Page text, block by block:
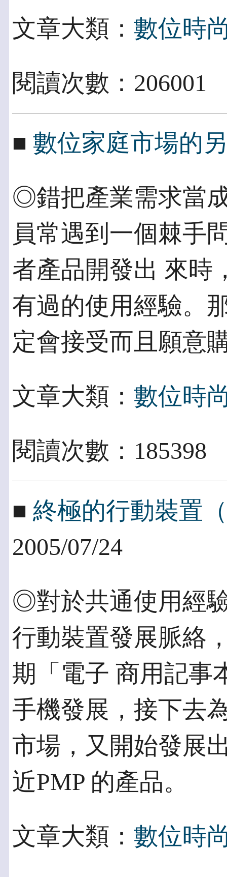
文章大類： 數位時
閱讀次數：
■ 數位家庭市場的
◎錯把產業需求當
員常遇到一個棘手
者產品開發出 來時
有過的使用經驗。
定會接受而且願意
文章大類： 數位時
閱讀次數：
■ 終極的行動裝置
2005/07/24
◎對於共通使用經
行動裝置發展脈絡
期「電子 商用記事
手機發展，接下去
市場，又開始發展
近PMP 的產品。
文章大類： 數位時